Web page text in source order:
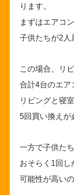
ります。
まずはエアコ
子供たちが2人
この場合、リ
合計4台のエア
リビングと寝
5回買い換えが
一方で子供た
おそらく1回し
可能性が高い